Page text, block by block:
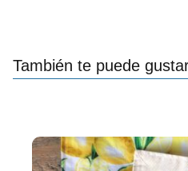
También te puede